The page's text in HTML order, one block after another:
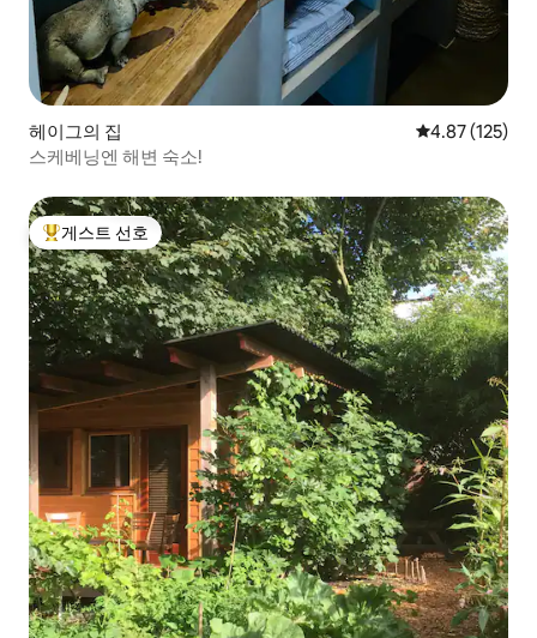
헤이그의 집 평점 4.87점(5
4.87 (125)
스케베닝엔 해변 숙소!
상위 게스트 선호
게스트 선호